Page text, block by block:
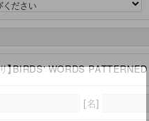
】BIRDS' WORDS PATTERNED
[名]